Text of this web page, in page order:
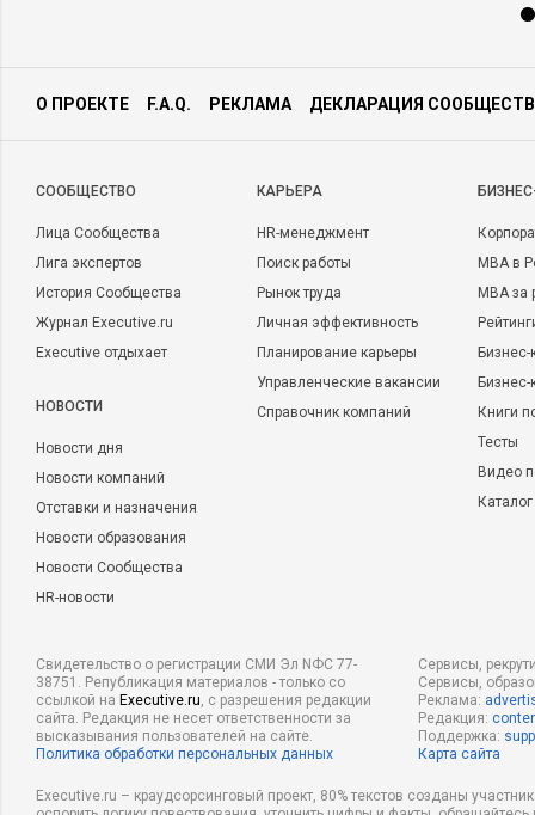
О ПРОЕКТЕ F.A.Q. РЕКЛАМА ДЕКЛАРАЦИЯ
CООБЩЕСТВО
Лица Сообщества
Лига экспертов
История Сообщества
Журнал Executive.ru
Executive отдыхает
НОВОСТИ
Новости дня
Новости компаний
Отставки и назначения
Новости образования
Новости Сообщества
HR-новости
КАРЬЕРА
HR-менеджмент
Поиск работы
Рынок труда
Личная эффективность
Планирование карьеры
Управленческие вакансии
Справочник компаний
MBA в
MBA
Бизнес-
Книги
Тесты
Видео
Свидетельство о регистрации СМИ Эл NФС 77-
38751. Републикация материалов - только со
ссылкой на Executive.ru, с разрешения редакции
сайта. Редакция не несет ответственности за
высказывания пользователей на сайте.
Политика обработки персональных данных
Сервисы,
Сервисы,
Реклама:
Редакция:
Поддержка:
Карта сайта
Executive.ru – краудсорсинговый проект, 80% текстов созданы